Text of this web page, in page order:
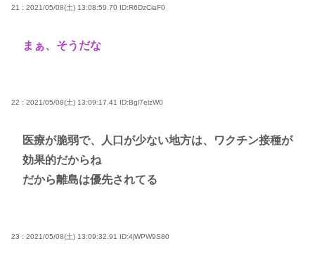
21 : 2021/05/08(土) 13:08:59.70 ID:R6DzCiaF0
まぁ、そうだな
22 : 2021/05/08(土) 13:09:17.41 ID:Bgl7elzW0
医療が脆弱で、人口が少ない地方は、ワクチン接種が
効果的だからね
だから離島は優先されてる
23 : 2021/05/08(土) 13:09:32.91 ID:4jWPW9S80